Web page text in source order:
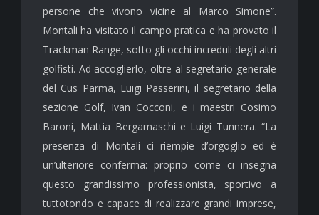
persone che vivono vicine al Marco Simone”.
Montali ha visitato il campo pratica e ha provato il
Trackman Range, sotto gli occhi increduli degli altri
golfisti. Ad accoglierlo, oltre al segretario generale
del Cus Parma, Luigi Passerini, il segretario della
sezione Golf, Ivan Cocconi, e i maestri Cosimo
Baroni, Mattia Bergamaschi e Luigi Tunnera. “La
presenza di Montali ci riempie d’orgoglio ed è
un’ulteriore conferma: proprio come ci insegna
questo grandissimo professionista, sportivo a
tuttotondo e capace di realizzare grandi imprese,